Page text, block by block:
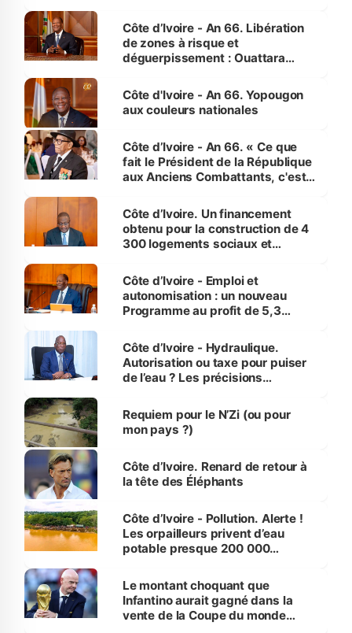
milieu des sinistrés
Côte d’Ivoire - An 66. Libération
de zones à risque et
déguerpissement : Ouattara
l'Etat de droit pour préserver les
vies humaines »
Côte d'Ivoire - An 66. Yopougon
aux couleurs nationales
Côte d’Ivoire - An 66. « Ce que
fait le Président de la République
aux Anciens Combattants, c'est
Côte d’Ivoire. Un financement
obtenu pour la construction de 4
300 logements sociaux et
et Yamoussoukro
Côte d’Ivoire - Emploi et
autonomisation : un nouveau
Programme au profit de 5,3
Côte d’Ivoire - Hydraulique.
Autorisation ou taxe pour puiser
de l’eau ? Les précisions
Requiem pour le N’Zi (ou pour
mon pays ?)
Côte d’Ivoire. Renard de retour à
la tête des Éléphants
Côte d’Ivoire - Pollution. Alerte !
Les orpailleurs privent d’eau
potable presque 200 000
Le montant choquant que
Infantino aurait gagné dans la
vente de la Coupe du monde